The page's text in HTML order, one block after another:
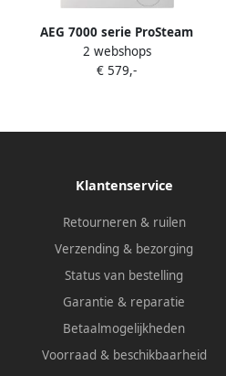
AEG 7000 serie ProSteam
UniversalDose Wasmachine
voorlader 8 kg LR7386U4
2 webshops
€ 579,-
Klantenservice
Retourneren & ruilen
Verzending & bezorging
Status van bestelling
Garantie & reparatie
Betaalmogelijkheden
Voorraad & beschikbaarheid